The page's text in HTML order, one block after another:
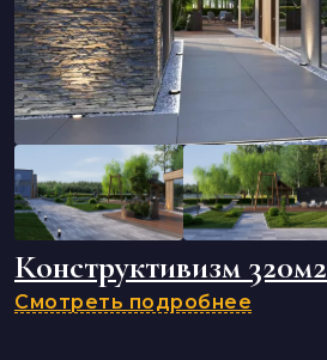
Конструктивизм 320м2
Смотреть подробнее